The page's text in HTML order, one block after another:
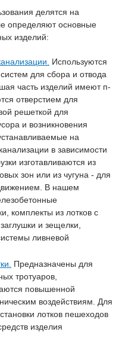
делятся на
определяют основные
изделий:
Используются
для сбора и отвода
часть изделий имеют п-
отверстием для
решеткой для
и возникновения
на
в зависимости
изготавливаются из
зон или из чугуна - для
В нашем
комплекты из лотков с
и зещелки,
ливневой
Предназначены для
тротуаров,
повышенной
воздействиям. Для
лотков пешеходов
изделия